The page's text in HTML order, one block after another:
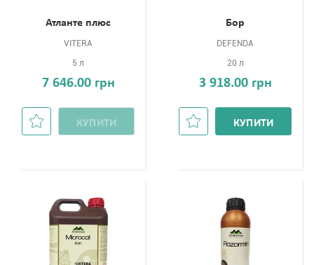
Атланте плюс
VITERA
5 л
7 646.00 грн
КУПИТИ
Бор
DEFENDA
20 л
3 918.00 грн
КУПИТИ